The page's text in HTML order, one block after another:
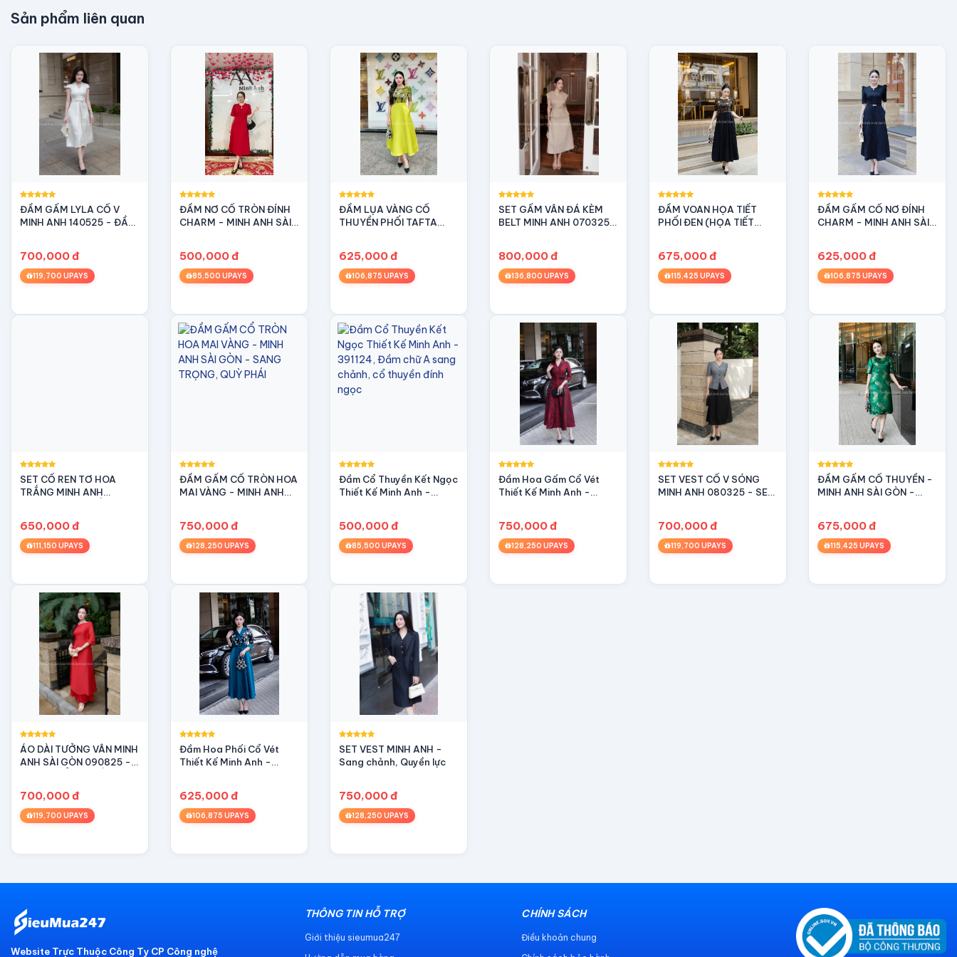
--------
Sản phẩm không đúng size hoặc không đúng loại hàng đã đặt.
Sản phẩm có lỗi từ nhà sản xuất. Tem mác sản phẩm còn nguyên vẹn, không bị rách hoặc mất.
Cung cấp video mở hàng rõ nét, quay toàn bộ 6 cạnh bưu phẩm để đảm bảo tính minh bạch.
#damtohoatrang #whitefloraldress #eleganceinwhite #ngoctrangtinhkhoi #thanhlikkieusa #florallacedress #damtrangdutiecc #quyphaitrangnha
#elegantwhitedress #fashio
Sản phẩm liên quan
ĐẦM GẤM LYLA CỔ V
MINH ANH 140525 - ĐẦM
700,000 đ
119,700 UPAYS
ĐẦM NƠ CỔ TRÒN ĐÍNH
CHARM - MINH ANH SÀI
500,000 đ
85,500 UPAYS
ĐẦM LỤA VÀNG CỔ
THUYỀN PHỐI TAFTA
THANH LỊCH
625,000 đ
106,875 UPAYS
SET GẤM VÂN ĐÁ KÈM
BELT MINH ANH 070325 -
800,000 đ
136,800 UPAYS
ĐẦM VOAN HỌA TIẾT
PHỐI ĐEN (HỌA TIẾT
giản - Tinh tế
675,000 đ
115,425 UPAYS
ĐẦM GẤM CỔ NƠ ĐÍNH
CHARM - MINH ANH SÀI
625,000 đ
106,875 UPAYS
SET CỔ REN TƠ HOA
TRẮNG MINH ANH
NHÀNG
650,000 đ
111,150 UPAYS
ĐẦM GẤM CỔ TRÒN HOA
MAI VÀNG - MINH ANH
750,000 đ
128,250 UPAYS
Đầm Cổ Thuyền Kết Ngọc
Thiết Kế Minh Anh -
ngọc
500,000 đ
85,500 UPAYS
Đầm Hoa Gấm Cổ Vét
Thiết Kế Minh Anh -
sườn
750,000 đ
128,250 UPAYS
SET VEST CỔ V SÓNG
MINH ANH 080325 - SET
700,000 đ
119,700 UPAYS
ĐẦM GẤM CỔ THUYỀN -
MINH ANH SÀI GÒN -
675,000 đ
115,425 UPAYS
ÁO DÀI TƯỞNG VÂN MINH
ANH SÀI GÒN 090825 -
700,000 đ
119,700 UPAYS
Đầm Hoa Phối Cổ Vét
Thiết Kế Minh Anh -
túi sườn
625,000 đ
106,875 UPAYS
SET VEST MINH ANH -
Sang chảnh, Quyền lực
750,000 đ
128,250 UPAYS
Website Trực Thuộc Công Ty CP Công nghệ
THÔNG TIN HỖ TRỢ
Giới thiệu sieumua247
CHÍNH SÁCH
Điều khoản chung